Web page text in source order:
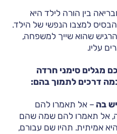
בין הורה לילד היא
למצבו הנפשי של הילד.
שהוא שייך למשפחה,
עליו.
מגלים סימני חרדה
דרכים לתמוך בהם:
– אל תאמרו להם
אל תאמרו להם שמה שהם
אמיתית. תהיו שם עבורם,